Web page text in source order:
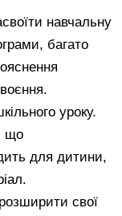
навчальну
багато
уроку.
що
для дитини,
свої